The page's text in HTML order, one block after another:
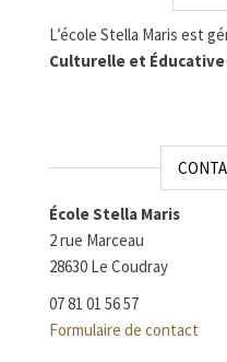
L’école Stella Maris est
Culturelle et Éducative
École Stella Maris
2 rue Marceau
28630 Le Coudray
07 81 01 56 57
Formulaire de contact